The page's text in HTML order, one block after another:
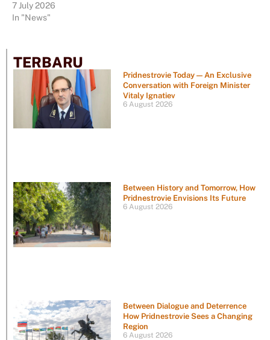
7 July 2026
In "News"
TERBARU
Pridnestrovie Today — An Exclusive
Conversation with Foreign Minister
Vitaly Ignatiev
6 August 2026
Between History and Tomorrow, How
Pridnestrovie Envisions Its Future
6 August 2026
Between Dialogue and Deterrence
How Pridnestrovie Sees a Changing
Region
6 August 2026